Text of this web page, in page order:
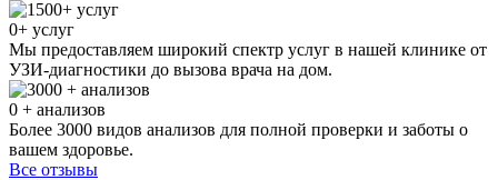
0+ услуг
Мы предоставляем широкий спектр услуг в нашей клинике от
УЗИ-диагностики до вызова врача на дом.
0 + анализов
Более 3000 видов анализов для полной проверки и заботы о
вашем здоровье.
Все отзывы